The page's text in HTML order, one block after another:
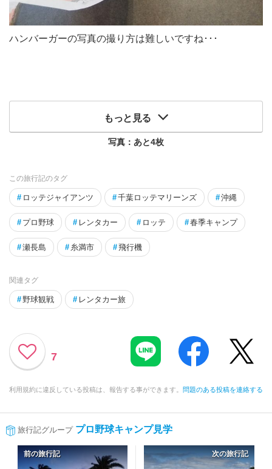
ハンバーガーの写真の撮り方は難しいですね･･･
もっと見る
写真：あと4枚
この旅行記のタグ
# ロッテジャイアンツ #千葉ロッテマリーンズ #沖縄
# プロ野球 # レンタカー # ロッテ #春季キャンプ
#瀬長島 # 糸満市 #飛行機
関連タグ
#野球観戦 # レンタカー旅
7
利用規約に違反している投稿は、報告する事ができます。 問題のある投稿を連絡する
旅行記グループ プロ野球キャンプ見学
前の旅行記 次の旅行記